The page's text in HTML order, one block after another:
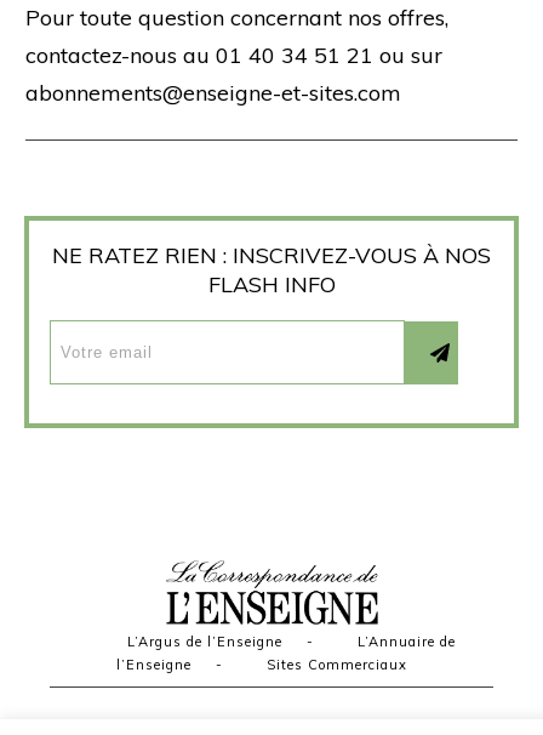
Pour toute question concernant nos offres,
contactez-nous au 01 40 34 51 21 ou sur
abonnements@enseigne-et-sites.com
NE RATEZ RIEN : INSCRIVEZ-VOUS À NOS
FLASH INFO
L’Argus de l’Enseigne -
L’Annuaire de
l’Enseigne
- Sites Commerciaux